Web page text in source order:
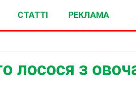
СТАТТІ РЕКЛАМА
лосося з